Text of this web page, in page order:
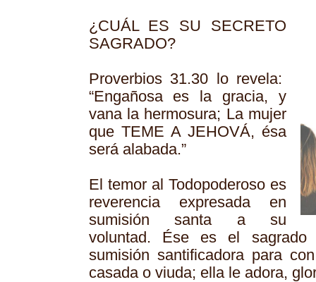
¿CUÁL ES SU SECRETO
SAGRADO?
Proverbios 31.30 lo revela:
“Engañosa es la gracia, y
vana la hermosura; La mujer
que TEME A JEHOVÁ, ésa
será alabada.”
El temor al Todopoderoso es
reverencia expresada en
sumisión santa a su
voluntad. Ése es el
sumisión santificadora para
casada o viuda; ella le adora,